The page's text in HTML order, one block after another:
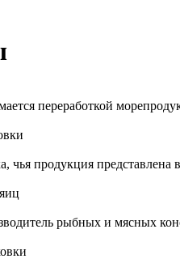
переработкой
чья продукция
рыбных и мясных